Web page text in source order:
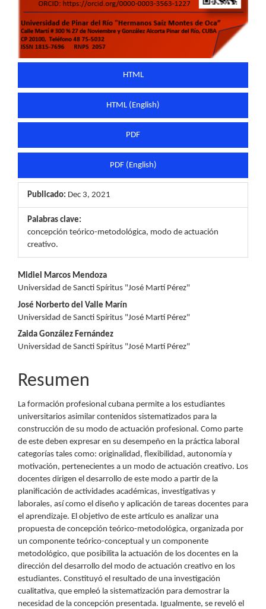
HTML
HTML (English)
PDF
PDF (English)
Publicado: Dec 3, 2021
Palabras clave:
concepción teórico-metodológica, modo de actuación
creativo.
Contenido
principal
del
artículo
Midiel Marcos Mendoza
Universidad de Sancti Spíritus "José Martí Pérez"
José Norberto del Valle Marín
Universidad de Sancti Spíritus "José Martí Pérez"
Zaida González Fernández
Universidad de Sancti Spíritus "José Martí Pérez"
Resumen
La formación profesional cubana permite a los estudiantes
universitarios asimilar contenidos sistematizados para la
construcción de su modo de actuación profesional. Como parte
de este deben expresar en su desempeño en la práctica laboral
categorías tales como: originalidad, flexibilidad, autonomía y
motivación, pertenecientes a un modo de actuación creativo. Los
docentes dirigen el desarrollo de este modo a partir de la
planificación de actividades académicas, investigativas y
laborales, así como el diseño y aplicación de tareas docentes para
el aprendizaje. El objetivo de este artículo es analizar una
propuesta de concepción teórico-metodológica, organizada por
un componente teórico-conceptual y un componente
metodológico, que posibilita la actuación de los docentes en la
dirección del desarrollo del modo de actuación creativo en los
estudiantes. Constituyó el resultado de una investigación
cualitativa, que empleó la sistematización para demostrar la
necesidad de la concepción presentada. Igualmente, se reveló el